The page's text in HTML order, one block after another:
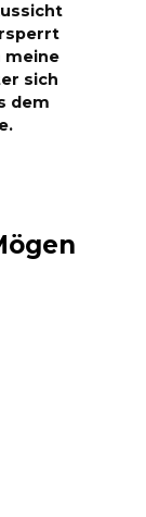
meine
sich
dem